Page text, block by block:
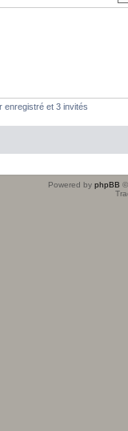
enregistré et 3 invités
Powered by phpBB